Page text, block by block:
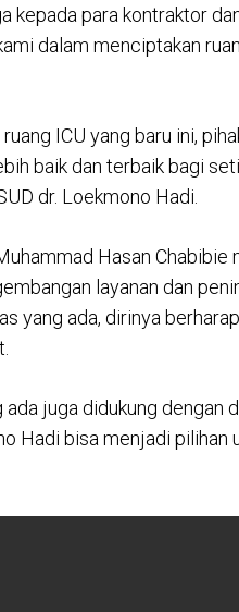
kepada para kontraktor
dalam menciptakan
ICU yang baru ini,
baik dan terbaik bagi
dr. Loekmono Hadi.
Hasan
layanan dan
yang ada, dirinya
ada juga didukung dengan
Hadi bisa menjadi pilihan